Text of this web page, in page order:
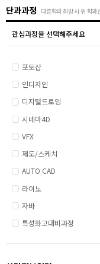
고객상담센터
지점별 홈페이지
단과과정 다른학과 희망 시 위 학
관심과정을 선택해주세요
포토샵
인디자인
디지털드로잉
시네마4D
VFX
제도/스케치
AUTO CAD
라이노
자바
특성화고대비과정